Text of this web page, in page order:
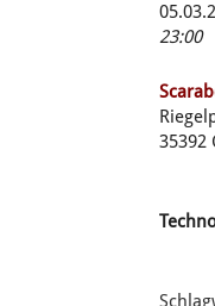
23:00
35392